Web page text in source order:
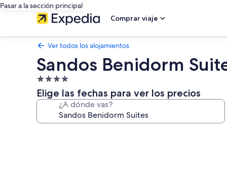
Pasar a la sección principal
Comprar viaje
Ver todos los alojamientos
Sandos Benidorm
Alojamiento
de
4.0 estrellas
Elige las fechas para ver los precios
¿A dónde vas?